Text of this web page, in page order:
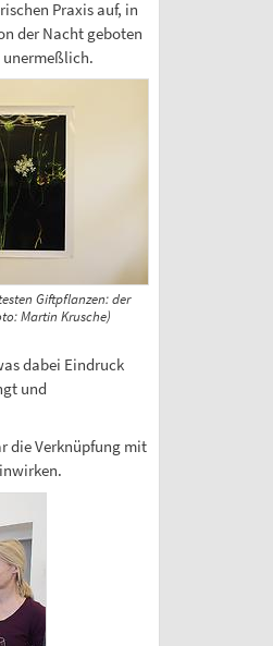
Praxis auf, in
der Nacht geboten
unermeßlich.
Giftpflanzen: der
Martin Krusche)
dabei Eindruck
und
die Verknüpfung mit